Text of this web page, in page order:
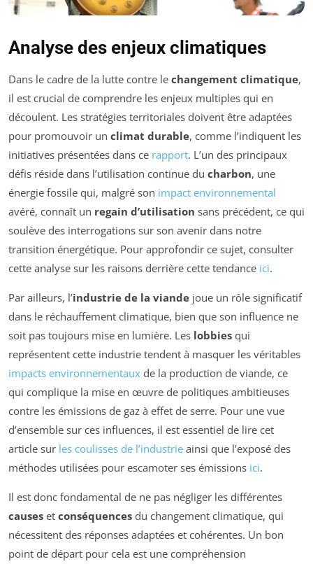
Analyse des enjeux climatiques
Dans le cadre de la lutte contre le changement climatique,
il est crucial de comprendre les enjeux multiples qui en
découlent. Les stratégies territoriales doivent être adaptées
pour promouvoir un climat durable, comme l’indiquent les
initiatives présentées dans ce rapport. L’un des principaux
défis réside dans l’utilisation continue du charbon, une
énergie fossile qui, malgré son impact environnemental
avéré, connaît un regain d’utilisation sans précédent, ce qui
soulève des interrogations sur son avenir dans notre
transition énergétique. Pour approfondir ce sujet, consulter
cette analyse sur les raisons derrière cette tendance ici.
Par ailleurs, l’industrie de la viande joue un rôle significatif
dans le réchauffement climatique, bien que son influence ne
soit pas toujours mise en lumière. Les lobbies qui
représentent cette industrie tendent à masquer les véritables
impacts environnementaux de la production de viande, ce
qui complique la mise en œuvre de politiques ambitieuses
contre les émissions de gaz à effet de serre. Pour une vue
d’ensemble sur ces influences, il est essentiel de lire cet
article sur les coulisses de l’industrie ainsi que l’exposé des
méthodes utilisées pour escamoter ses émissions ici.
Il est donc fondamental de ne pas négliger les différentes
causes et conséquences du changement climatique, qui
nécessitent des réponses adaptées et cohérentes. Un bon
point de départ pour cela est une compréhension